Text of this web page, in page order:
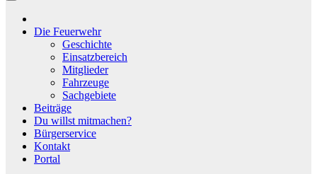
Die Feuerwehr
Geschichte
Einsatzbereich
Mitglieder
Fahrzeuge
Sachgebiete
Beiträge
Du willst mitmachen?
Bürgerservice
Kontakt
Portal